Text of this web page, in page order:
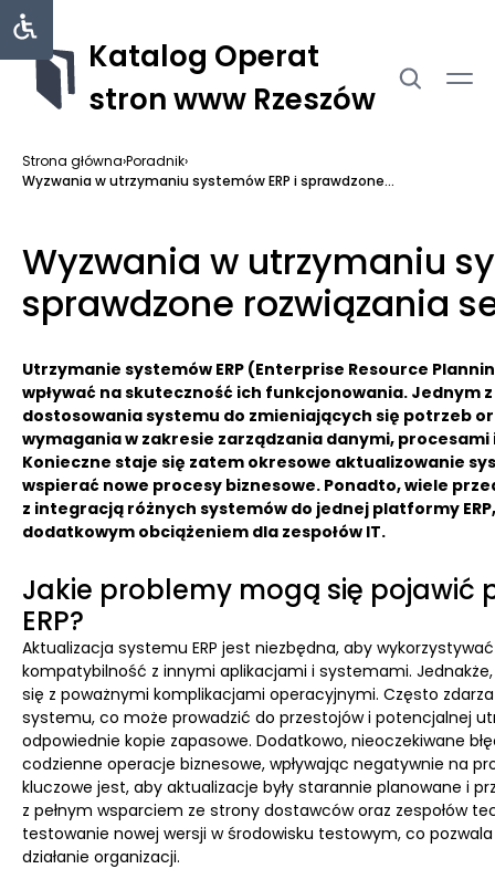
Katalog Operat
stron www Rzeszów
Strona główna›Poradnik›
Wyzwania w utrzymaniu systemów ERP i sprawdzone...
Wyzwania w utrzymaniu
sprawdzone rozwiązania
Utrzymanie systemów ERP (Enterprise Resource
wpływać na skuteczność ich funkcjonowania. Jednym
dostosowania systemu do zmieniających się potrzeb
wymagania w zakresie zarządzania danymi,
Konieczne staje się zatem okresowe aktualizowanie
wspierać nowe procesy biznesowe. Ponadto, wiele
z integracją różnych systemów do jednej platformy
dodatkowym obciążeniem dla zespołów IT.
Jakie problemy mogą się pojawić
ERP?
Aktualizacja systemu ERP jest niezbędna, aby
kompatybilność z innymi aplikacjami i systemami.
się z poważnymi komplikacjami operacyjnymi. Często
systemu, co może prowadzić do przestojów i potencjalnej
odpowiednie kopie zapasowe. Dodatkowo, nieoczekiwane
codzienne operacje biznesowe, wpływając negatywnie na
kluczowe jest, aby aktualizacje były starannie planowane i
z pełnym wsparciem ze strony dostawców oraz zespołów
testowanie nowej wersji w środowisku testowym, co
działanie organizacji.